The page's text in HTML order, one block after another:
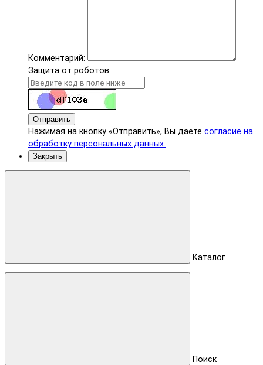
Комментарий:
Защита от роботов
Отправить
Нажимая на кнопку «Отправить», Вы даете согласие на
обработку персональных данных.
Закрыть
Каталог
Поиск